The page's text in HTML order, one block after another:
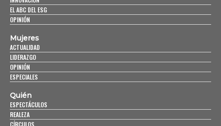
EL ABC DEL ESG
OPINIÓN
Mujeres
ACTUALIDAD
LIDERAZGO
OPINIÓN
ESPECIALES
Quién
ESPECTÁCULOS
REALEZA